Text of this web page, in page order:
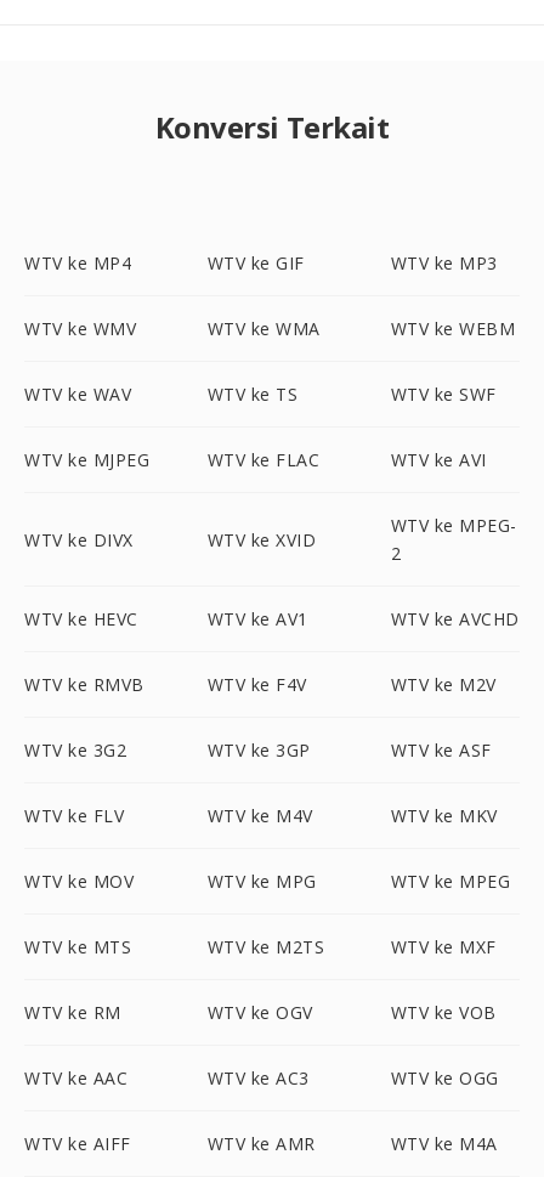
Konversi Terkait
WTV ke MP4 WTV ke GIF WTV ke MP3
WTV ke WMV WTV ke WMA WTV ke WEBM
WTV ke WAV WTV ke TS WTV ke SWF
WTV ke MJPEG WTV ke FLAC WTV ke AVI
WTV ke DIVX WTV ke XVID
WTV ke MPEG-
2
WTV ke HEVC WTV ke AV1 WTV ke AVCHD
WTV ke RMVB WTV ke F4V WTV ke M2V
WTV ke 3G2 WTV ke 3GP WTV ke ASF
WTV ke FLV WTV ke M4V WTV ke MKV
WTV ke MOV WTV ke MPG WTV ke MPEG
WTV ke MTS WTV ke M2TS WTV ke MXF
WTV ke RM WTV ke OGV WTV ke VOB
WTV ke AAC WTV ke AC3 WTV ke OGG
WTV ke AIFF WTV ke AMR WTV ke M4A